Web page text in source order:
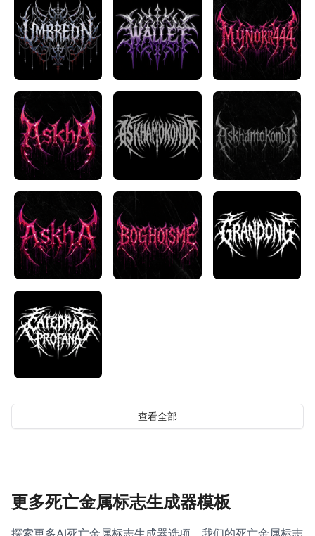
查看全部
更多死亡金属标志生成器模板